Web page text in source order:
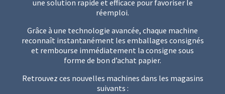
une solution rapide et efficace pour favoriser le
réemploi.
Grâce à une technologie avancée, chaque machine
reconnaît instantanément les emballages consignés
et rembourse immédiatement la consigne sous
forme de bon d’achat papier.
Retrouvez ces nouvelles machines dans les magasins
suivants :